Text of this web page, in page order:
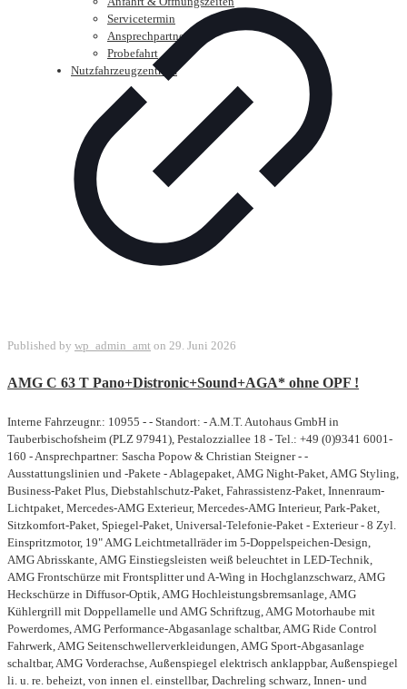
Servicetermin
Ansprechpartner
Probefahrt
Nutzfahrzeugzentrum
Published by wp_admin_amt on 29. Juni 2026
AMG C 63 T Pano+Distronic+Sound+AGA* ohne OPF !
Interne Fahrzeugnr.: 10955 - - Standort: - A.M.T. Autohaus GmbH in
Tauberbischofsheim (PLZ 97941), Pestalozziallee 18 - Tel.: +49 (0)9341 6001-
160 - Ansprechpartner: Sascha Popow & Christian Steigner - -
Ausstattungslinien und -Pakete - Ablagepaket, AMG Night-Paket, AMG Styling,
Business-Paket Plus, Diebstahlschutz-Paket, Fahrassistenz-Paket, Innenraum-
Lichtpaket, Mercedes-AMG Exterieur, Mercedes-AMG Interieur, Park-Paket,
Sitzkomfort-Paket, Spiegel-Paket, Universal-Telefonie-Paket - Exterieur - 8 Zyl.
Einspritzmotor, 19" AMG Leichtmetallräder im 5-Doppelspeichen-Design,
AMG Abrisskante, AMG Einstiegsleisten weiß beleuchtet in LED-Technik,
AMG Frontschürze mit Frontsplitter und A-Wing in Hochglanzschwarz, AMG
Heckschürze in Diffusor-Optik, AMG Hochleistungsbremsanlage, AMG
Kühlergrill mit Doppellamelle und AMG Schriftzug, AMG Motorhaube mit
Powerdomes, AMG Performance-Abgasanlage schaltbar, AMG Ride Control
Fahrwerk, AMG Seitenschwellerverkleidungen, AMG Sport-Abgasanlage
schaltbar, AMG Vorderachse, Außenspiegel elektrisch anklappbar, Außenspiegel
li. u. re. beheizt, von innen el. einstellbar, Dachreling schwarz, Innen- und